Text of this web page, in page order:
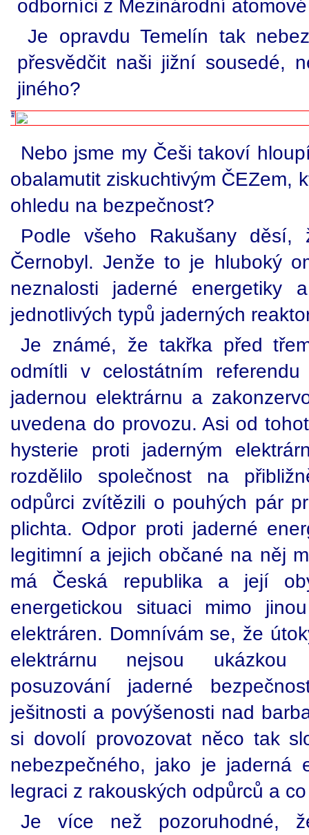
odborníci z Mezinárodní
Je opravdu Temelín tak
přesvědčit naši jižní sousedé,
jiného?
Nebo jsme my Češi takoví
obalamutit ziskuchtivým ČEZem,
ohledu na bezpečnost?
Podle všeho Rakušany
Černobyl. Jenže to je hluboký
neznalosti jaderné energetiky
jednotlivých typů jaderných
Je známé, že takřka před
odmítli v celostátním
jadernou elektrárnu a
uvedena do provozu. Asi od
hysterie proti jaderným
rozdělilo společnost na
odpůrci zvítězili o pouhých pár
plichta. Odpor proti jaderné
legitimní a jejich občané na něj
má Česká republika a její
energetickou situaci mimo
elektráren. Domnívám se, že
elektrárnu nejsou ukázkou
posuzování jaderné
ješitnosti a povýšenosti nad
si dovolí provozovat něco tak
nebezpečného, jako je jaderná
legraci z rakouských odpůrců a
Je více než pozoruhodné,